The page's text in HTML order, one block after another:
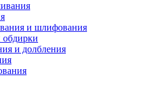
и шлифования
обдирки
и долбления